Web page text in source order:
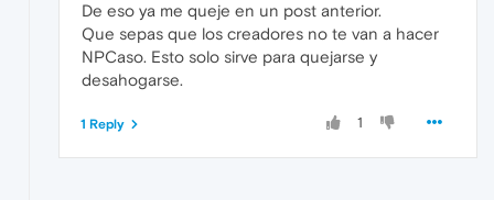
De eso ya me queje en un post anterior.
Que sepas que los creadores no te van a hacer
NPCaso. Esto solo sirve para quejarse y
desahogarse.
1
1 Reply